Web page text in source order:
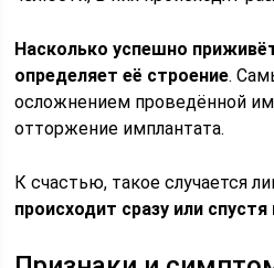
Насколько успешно
определяет её строение.
осложнением проведённой
отторжение имплантата.
К счастью, такое случается
происходит сразу или